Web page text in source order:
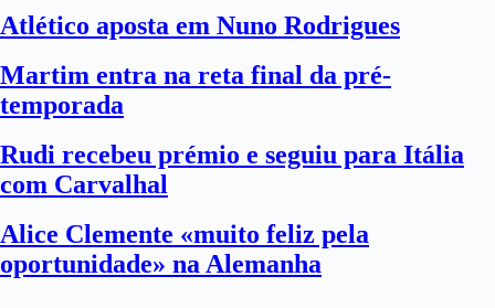
Atlético aposta em Nuno Rodrigues
Martim entra na reta final da pré-
temporada
Rudi recebeu prémio e seguiu para Itália
com Carvalhal
Alice Clemente «muito feliz pela
oportunidade» na Alemanha